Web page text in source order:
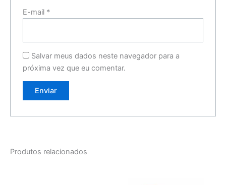
E-mail *
Salvar meus dados neste navegador para a
próxima vez que eu comentar.
Produtos relacionados